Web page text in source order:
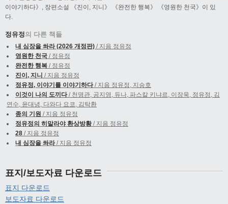
이야기하다》, 장편소설 《진이, 지니》 《완전한 행복》 《영원한 천국》이 있
다.
정유정의 다른 책들
내 심장을 쏴라 (2026 개정판) / 지음 정유정
영원한 천국 / 정유정
완전한 행복 / 정유정
진이, 지니 / 지음 정유정
정유정, 이야기를 이야기하다/ 지음 정유정, 지승호
이것이 나의 도끼다/ 천명관, 공지영, 듀나, 파스칼 키냐르, 이장욱, 정유정, 김
연수, 윤대녕, 다와다 요코, 김탁환
종의 기원 / 지음 정유정
정유정의 히말라야 환상방황/ 지음 정유정
28 / 지음 정유정
내 심장을 쏴라/ 지음 정유정
표지/보도자료 다운로드
표지 다운로드
보도자료 다운로드